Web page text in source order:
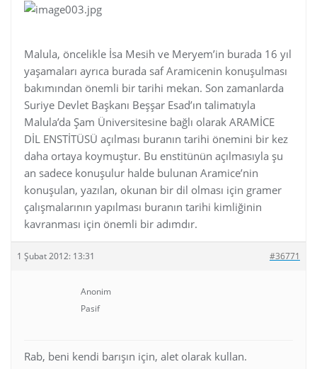
Malula, öncelikle İsa Mesih ve Meryem’in burada 16 yıl
yaşamaları ayrıca burada saf Aramicenin konuşulması
bakımından önemli bir tarihi mekan. Son zamanlarda
Suriye Devlet Başkanı Beşşar Esad’ın talimatıyla
Malula’da Şam Üniversitesine bağlı olarak ARAMİCE
DİL ENSTİTÜSÜ açılması buranın tarihi önemini bir kez
daha ortaya koymuştur. Bu enstitünün açılmasıyla şu
an sadece konuşulur halde bulunan Aramice’nin
konuşulan, yazılan, okunan bir dil olması için gramer
çalışmalarının yapılması buranın tarihi kimliğinin
kavranması için önemli bir adımdır.
1 Şubat 2012: 13:31 #36771
Anonim
Pasif
Rab, beni kendi barışın için, alet olarak kullan.